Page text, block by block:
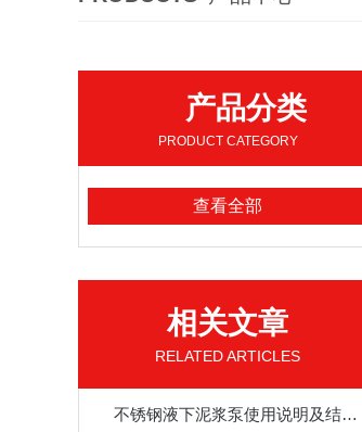
产品分类
PRODUCT CATEGORY
查看全部
相关文章
RELATED ARTICLES
不锈钢液下泥浆泵使用说明及结构与用途